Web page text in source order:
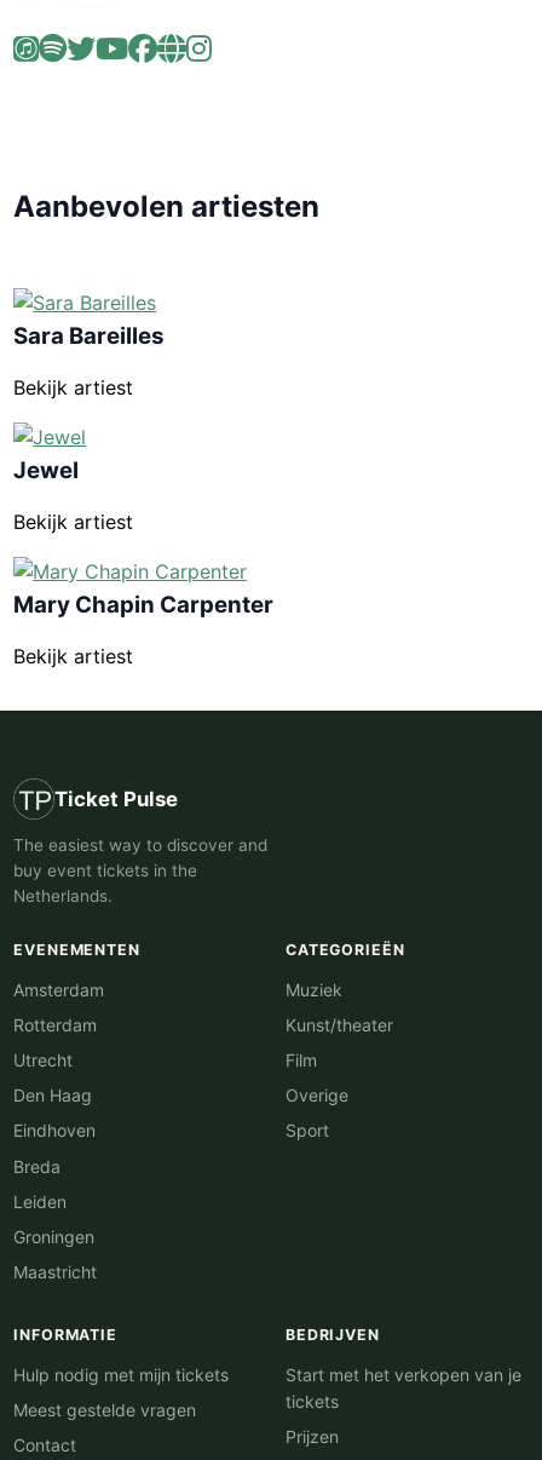
Aanbevolen artiesten
Sara Bareilles
Bekijk artiest
Jewel
Bekijk artiest
Mary Chapin Carpenter
Bekijk artiest
Ticket Pulse
The easiest way to discover and
buy event tickets in the
Netherlands.
EVENEMENTEN
Amsterdam
Rotterdam
Utrecht
Den Haag
Eindhoven
Breda
Leiden
Groningen
Maastricht
CATEGORIEËN
Muziek
Kunst/theater
Film
Overige
Sport
INFORMATIE
Hulp nodig met mijn tickets
Meest gestelde vragen
Contact
BEDRIJVEN
Start met het verkopen van je
tickets
Prijzen